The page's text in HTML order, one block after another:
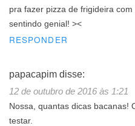
pra fazer pizza de frigideira
sentindo genial! ><
RESPONDER
papacapim disse:
12 de outubro de 2016 às 1:21
Nossa, quantas dicas bacanas!
testar.